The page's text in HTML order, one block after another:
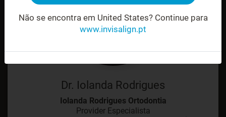
Dr. Iolanda Rodrigues
Iolanda Rodrigues Ortodontia
Provider Especialista
Não se encontra em United States? Continue para
www.invisalign.pt